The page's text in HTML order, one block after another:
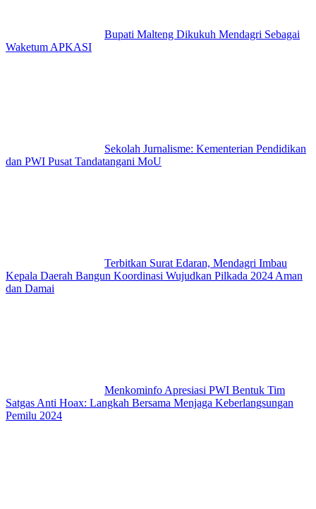
Bupati Malteng Dikukuh Mendagri Sebagai
Waketum APKASI
Sekolah Jurnalisme: Kementerian Pendidikan
dan PWI Pusat Tandatangani MoU
Terbitkan Surat Edaran, Mendagri Imbau
Kepala Daerah Bangun Koordinasi Wujudkan Pilkada 2024 Aman
dan Damai
Menkominfo Apresiasi PWI Bentuk Tim
Satgas Anti Hoax: Langkah Bersama Menjaga Keberlangsungan
Pemilu 2024